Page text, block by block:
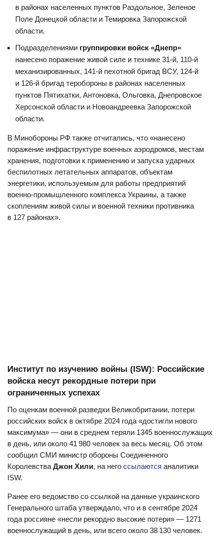
в районах населенных пунктов Раздольное, Зеленое
Поле Донецкой области и Темировка Запорожской
области.
Подразделениями группировки войск «Днепр»
нанесено поражение живой силе и технике 31-й, 110-й
механизированных, 141-й пехотной бригад ВСУ, 124-й
и 126-й бригад теробороны в районах населенных
пунктов Пятихатки, Антоновка, Ольговка, Днепровское
Херсонской области и Новоандреевка Запорожской
области.
В Минобороны РФ также отчитались, что «нанесено
поражение инфраструктуре военных аэродромов, местам
хранения, подготовки к применению и запуска ударных
беспилотных летательных аппаратов, объектам
энергетики, используемым для работы предприятий
военно-промышленного комплекса Украины, а также
скоплениям живой силы и военной техники противника
в 127 районах».
Институт по изучению войны (ISW): Российские
войска несут рекордные потери при
ограниченных успехах
По оценкам военной разведки Великобритании, потери
российских войск в октябре 2024 года «достигли нового
максимума» — они в среднем теряли 1345 военнослужащих
в день, или около 41 980 человек за весь месяц. Об этом
сообщил СМИ министр обороны Соединенного
Королевства Джон Хили, на него ссылаются аналитики
ISW.
Ранее его ведомство со ссылкой на данные украинского
Генерального штаба утверждало, что и в сентябре 2024
года россияне «несли рекордно высокие потери» — 1271
военнослужащий в день, или всего около 38 130 человек.